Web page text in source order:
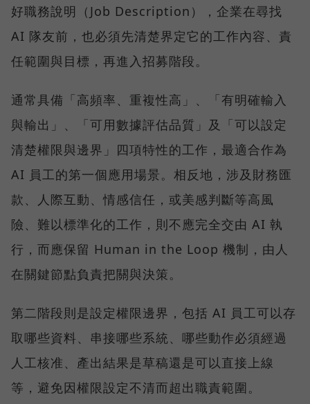
好職務說明（Job Description），企業在尋找
AI 隊友前，也必須先清楚界定它的工作內容、責
任範圍與目標，再進入招募階段。
通常具備「高頻率、重複性高」、「有明確輸入
與輸出」、「可用數據評估品質」及「可以設定
清楚權限與邊界」四項特性的工作，最適合作為
AI 員工的第一個應用場景。相反地，涉及財務匯
款、人際互動、情感信任，或美感判斷等高風
險、難以標準化的工作，則不應完全交由 AI 執
行，而應保留 Human in the Loop 機制，由人
在關鍵節點負責把關與決策。
第二階段則是設定權限邊界，包括 AI 員工可以存
取哪些資料、串接哪些系統、哪些動作必須經過
人工核准、產出結果是草稿還是可以直接上線
等，避免因權限設定不清而超出職責範圍。